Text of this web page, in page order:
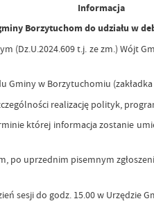
Informacja
Borzytuchom do udziału w
t.j. ze zm.) Wójt
w Borzytuchomiu
realizację polityk,
której informacja zostanie
uprzednim pisemnym
sesji do godz. 15.00 w Urzędzie